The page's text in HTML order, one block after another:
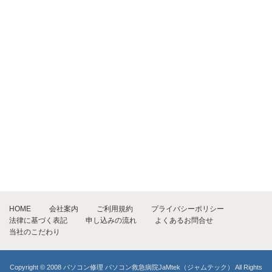
HOME 会社案内 ご利用規約
プライバシーポリシー
法律に基づく表記
申し込みの流れ
よくあるお問合せ
当社のこだわり
Copyright © 2008 パソコン修理 パソコン救急病院JaMtek（ジャムテック） All Rights